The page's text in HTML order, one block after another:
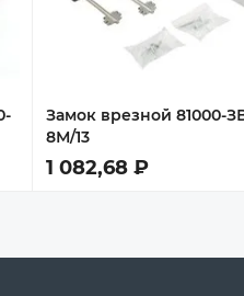
Замок врезной 81000-
8М/13
1 082,68 ₽